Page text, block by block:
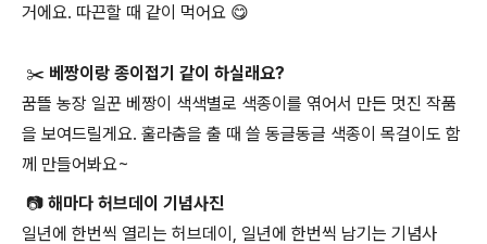
거에요. 따끈할 때 같이 먹어요 😋
✂️ 베짱이랑 종이접기 같이 하실래요?
꿈뜰 농장 일꾼 베짱이 색색별로 색종이를 엮어서 만든 멋진 작품
을 보여드릴게요. 훌라춤을 출 때 쓸 동글동글 색종이 목걸이도 함
께 만들어봐요~
📷 해마다 허브데이 기념사진
일년에 한번씩 열리는 허브데이, 일년에 한번씩 남기는 기념사